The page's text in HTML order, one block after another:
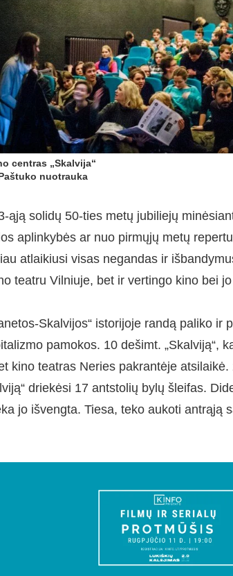
centras „Skalvija“
nuotrauka
ąją solidų 50-ties metų jubiliejų
aplinkybės ar nuo pirmųjų metų
atlaikiusi visas negandas ir
teatru Vilniuje, bet ir vertingo kino bei
Skalvijos“ istorijoje randą paliko ir
pamokos. 10 dešimt. „Skalviją“,
kino teatras Neries pakrantėje
driekėsi 17 antstolių bylų šleifas.
jo išvengta. Tiesa, teko aukoti antrąją